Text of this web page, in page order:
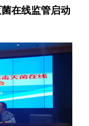
在线监管启动